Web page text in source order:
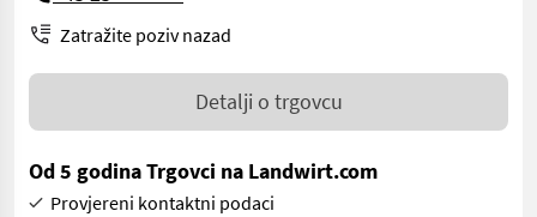
Zatražite poziv nazad
Detalji o trgovcu
Od 5 godina Trgovci na Landwirt.com
Provjereni kontaktni podaci